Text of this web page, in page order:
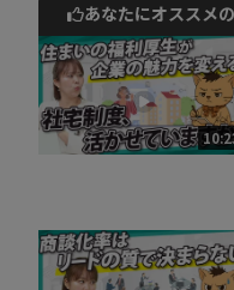
動画でご紹介
お気軽にご相
30秒
相談
あなたにオススメ